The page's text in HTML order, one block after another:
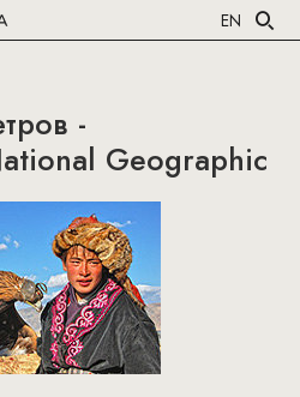
EN
-
Geographic